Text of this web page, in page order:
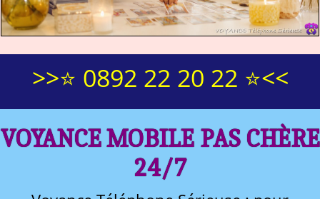
>>⭐ 0892 22 20 22 ⭐<<
VOYANCE MOBILE PAS CHÈRE
24/7